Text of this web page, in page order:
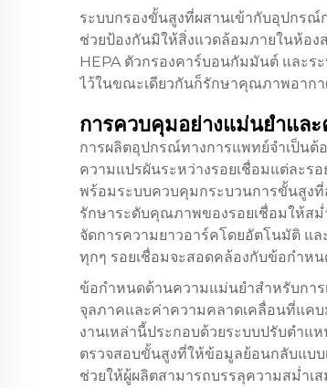
ระบบกรองขั้นสูงที่ผสานเข้ากับอุปกรณ์
ช่วยป้องกันมิให้สิ่งแวดล้อมภายในห้อง
HEPA ตัวกรองคาร์บอนกัมมันต์ และร
ไว้ในขณะเดียวกันก็รักษาคุณภาพอาก
การควบคุมอย่างแม่นยำแล
การผลิตอุปกรณ์ทางการแพทย์จำเป็นต้
ความแปรผันระหว่างรอยเชื่อมแต่ละร
พร้อมระบบควบคุมกระบวนการขั้นสูงที่
รักษาระดับคุณภาพของรอยเชื่อมให้ส
จัดการความยาวอาร์คโดยอัตโนมัติ แ
ทุกๆ รอยเชื่อมจะสอดคล้องกับข้อกำหน
ข้อกำหนดด้านความแม่นยำสำหรับกา
จุลภาคและค่าความคลาดเคลื่อนที่แค
งานเหล่านี้ประกอบด้วยระบบปรับตำแ
ตรวจสอบขั้นสูงที่ให้ข้อมูลย้อนกลับแบ
ช่วยให้ผู้ผลิตสามารถบรรลุความสม่ำ